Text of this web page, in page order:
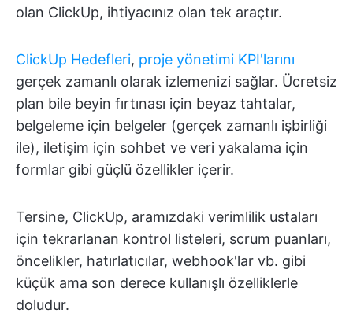
olan ClickUp, ihtiyacınız olan tek araçtır.
ClickUp Hedefleri, proje yönetimi KPI'larını
gerçek zamanlı olarak izlemenizi sağlar. Ücretsiz
plan bile beyin fırtınası için beyaz tahtalar,
belgeleme için belgeler (gerçek zamanlı işbirliği
ile), iletişim için sohbet ve veri yakalama için
formlar gibi güçlü özellikler içerir.
Tersine, ClickUp, aramızdaki verimlilik ustaları
için tekrarlanan kontrol listeleri, scrum puanları,
öncelikler, hatırlatıcılar, webhook'lar vb. gibi
küçük ama son derece kullanışlı özelliklerle
doludur.